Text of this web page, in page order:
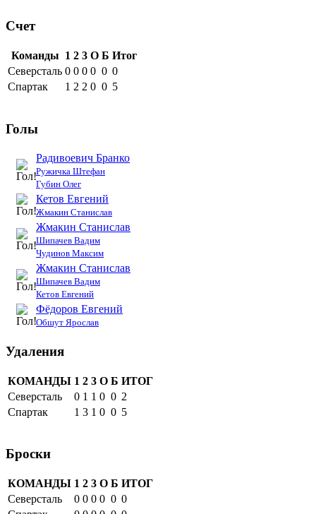
Счет
Команды 1 2 3 О Б Итог
Северсталь 0 0 0 0 0 0
Спартак
1 2 2 0 0 5
Голы
Радивоевич Бранко
Ружичка Штефан
Губин Олег
Кетов Евгений
Жмакин Станислав
Жмакин Станислав
Шипачев Вадим
Чудинов Максим
Жмакин Станислав
Шипачев Вадим
Кетов Евгений
Фёдоров Евгений
Обшут Ярослав
Удаления
КОМАНДЫ 1 2 3 О Б ИТОГ
Северсталь
0 1 1 0 0 2
Спартак
1 3 1 0 0 5
Броски
КОМАНДЫ 1 2 3 О Б ИТОГ
Северсталь
0 0 0 0 0 0